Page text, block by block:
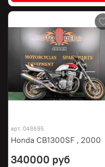
арт. 048695
Honda CB1300SF , 2000
340000 руб